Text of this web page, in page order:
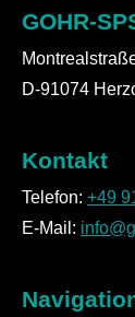
GOHR-
D-91074
Kontakt
Telefon: +49
E-Mail: